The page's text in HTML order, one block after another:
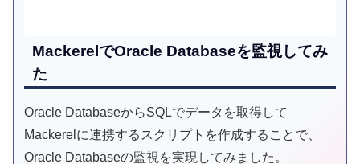
MackerelでOracle Databaseを監視してみ
た
Oracle DatabaseからSQLでデータを取得して
Mackerelに連携するスクリプトを作成することで、
Oracle Databaseの監視を実現してみました。